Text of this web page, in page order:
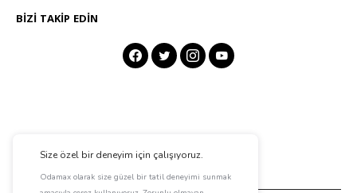
BIZI TAKIP EDIN